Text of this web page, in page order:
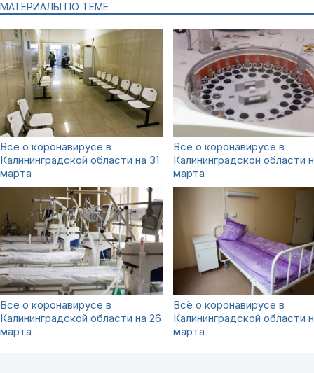
МАТЕРИАЛЫ ПО ТЕМЕ
Всё о коронавирусе в
Калининградской области на 31
марта
Всё о коронавирусе в
Калининградской области
марта
Всё о коронавирусе в
Калининградской области на 26
марта
Всё о коронавирусе в
Калининградской области
марта